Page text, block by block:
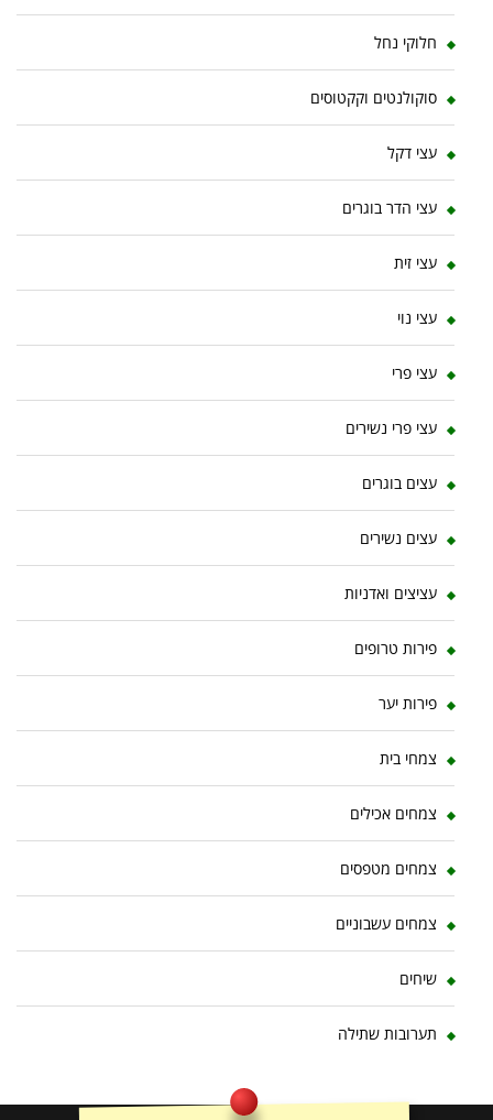
חלוקי נחל
סוקולנטים וקקטוסים
עצי דקל
עצי הדר בוגרים
עצי זית
עצי נוי
עצי פרי
עצי פרי נשירים
עצים בוגרים
עצים נשירים
עציצים ואדניות
פירות טרופים
פירות יער
צמחי בית
צמחים אכילים
צמחים מטפסים
צמחים עשבוניים
שיחים
תערובות שתילה